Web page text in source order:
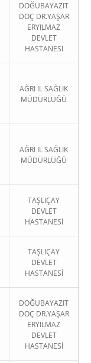
DOĞUBAYAZIT
DOÇ DR.YAŞAR
ERYILMAZ
DEVLET
HASTANESİ
AĞRI İL SAĞLIK
MÜDÜRLÜĞÜ
AĞRI İL SAĞLIK
MÜDÜRLÜĞÜ
TAŞLIÇAY
DEVLET
HASTANESİ
TAŞLIÇAY
DEVLET
HASTANESİ
DOĞUBAYAZIT
DOÇ DR.YAŞAR
ERYILMAZ
DEVLET
HASTANESİ